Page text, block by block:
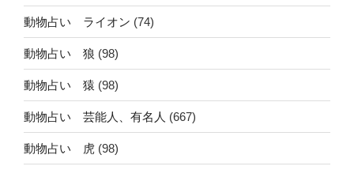
動物占い ライオン (74)
動物占い 狼 (98)
動物占い 猿 (98)
動物占い 芸能人、有名人 (667)
動物占い 虎 (98)